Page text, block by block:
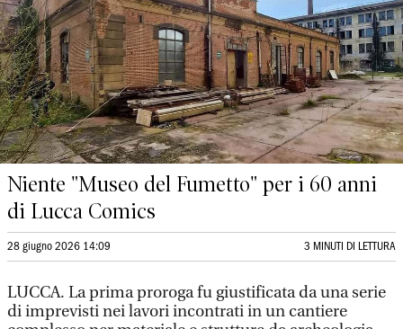
Niente "Museo del Fumetto" per i 60 anni
di Lucca Comics
28 giugno 2026 14:09 3 MINUTI DI LETTURA
LUCCA. La prima proroga fu giustificata da una serie
di imprevisti nei lavori incontrati in un cantiere